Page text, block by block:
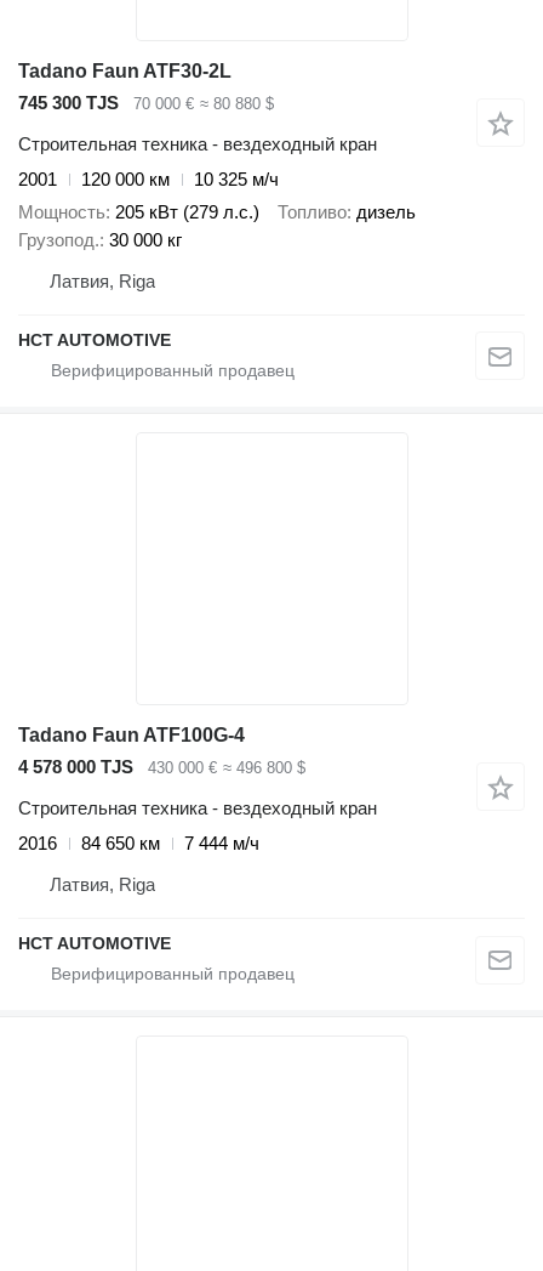
Tadano Faun ATF30-2L
745 300 TJS
70 000 € ≈ 80 880 $
Строительная техника - вездеходный кран
2001
120 000 км
10 325 м/ч
Мощность 205 кВт (279 л.с.) Топливо дизель
Грузопод. 30 000 кг
Латвия, Riga
HCT AUTOMOTIVE
Tadano Faun ATF100G-4
4 578 000 TJS
430 000 € ≈ 496 800 $
Строительная техника - вездеходный кран
2016
84 650 км
7 444 м/ч
Латвия, Riga
HCT AUTOMOTIVE